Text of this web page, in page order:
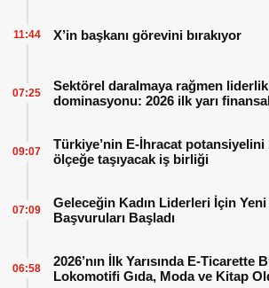
X’in başkanı görevini bırakıyor
11:44
Sektörel daralmaya rağmen
dominasyonu: 2026 ilk yarı
07:25
Türkiye’nin E-İhracat potansiyelini
ölçeğe taşıyacak iş birliği
09:07
Geleceğin Kadın Liderleri İçin
Başvuruları Başladı
07:09
2026’nın İlk Yarısında E-Ticarette
Lokomotifi Gıda, Moda ve Kitap
06:58